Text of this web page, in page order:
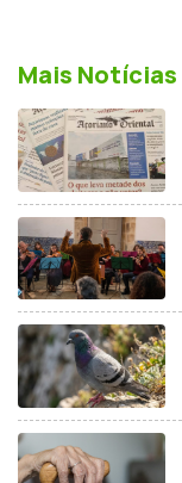
Mais Notícias